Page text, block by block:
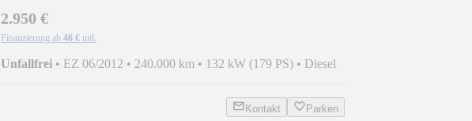
2.950 €
Finanzierung ab 46 € mtl.
Unfallfrei • EZ 06/2012 • 240.000 km • 132 kW (179 PS) • Diesel
Kontakt Parken